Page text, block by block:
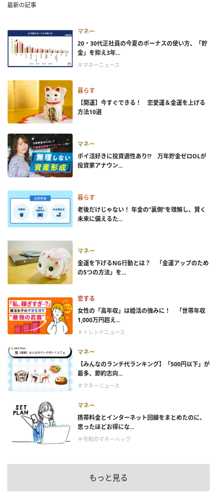
最新の記事
マネー
20・30代正社員の今夏のボーナスの使い方、「貯
金」を抑え3年...
＃マネーニュース
暮らす
【開運】今すぐできる！ 恋愛運＆金運を上げる
方法10選
マネー
ポイ活好きに投資適性あり!? 万年貯金ゼロOLが
投資家アナウン...
暮らす
老後だけじゃない！ 年金の”裏側”を理解し、賢く
未来に備えるた...
マネー
金運を下げるNG行動とは？ 「金運アップのため
の5つの方法」を...
恋する
女性の「高年収」は婚活の強みに！ 「世帯年収
1,000万円超え...
＃トレンドニュース
マネー
【みんなのランチ代ランキング】「500円以下」が
最多、節約志向...
＃マネーニュース
マネー
携帯料金とインターネット回線をまとめたのに、
思ったほどお得にな...
＃令和のマネーハック
もっと見る